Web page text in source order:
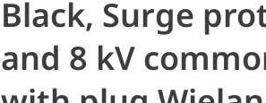
Black, Surge
and 8 kV